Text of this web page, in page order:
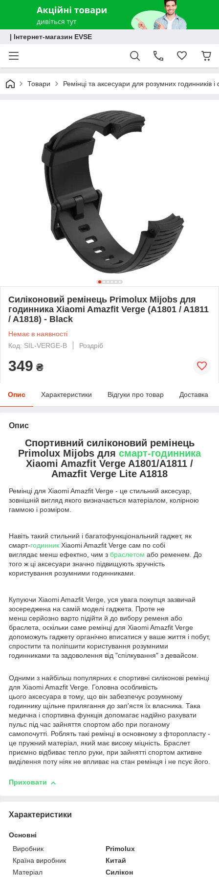
| Інтернет-магазин EVSE
Товари Ремінці та аксесуари для розумних годинників і
Силіконовий ремінець Primolux Mijobs для
годинника Xiaomi Amazfit Verge (A1801 / A1811
/ A1818) - Black
Немає в наявності
Код: SIL-VERGE-B
Роздріб
349 ₴
Опис Характеристики Відгуки про товар Доставка
Опис
Спортивний силіконовий ремінець
Primolux Mijobs для смарт-годинника
Xiaomi Amazfit Verge A1801/A1811 /
Amazfit Verge Lite A1818
Ремінці для Xiaomi Amazfit Verge - це стильний аксесуар,
зовнішній вигляд якого визначається матеріалом, колірною
гаммою і розміром.
Навіть такий стильний і багатофункціональний гаджет, як
смарт-годинник Xiaomi Amazfit Verge сам по собі
виглядає менш ефектно, чим з браслетом або ременем. До
того ж ці аксесуари значно підвищують зручність
користування розумними годинниками.
Купуючи Xiaomi Amazfit Verge, уся увага покупця зазвичай
зосереджена на самій моделі гаджета. Проте не
менш серйозно варто підійти й до вибору ременя або
браслета, оскільки саме ремінці для Xiaomi Amazfit Verge
допоможуть гаджету органічно вписатися у ваше життя і побут,
спростити та поліпшити користування розумними
годинниками та задоволення від "спілкування" з девайсом.
Одними з найбільш популярних є спортивні силіконові ремінці
для Xiaomi Amazfit Verge. Головна особливість
цього аксесуара в тому, що він забезпечує розумному
годиннику щільне прилягання до зап'ястя їх власника. Така
медична і спортивна функція допомагає надійно рахувати
пульс під час зайняття спортом або при поганому
самопочутті. Роблять такі ремінці в основному з фторопласту -
це пружний матеріал, який має високу міцність. Браслет
приємно відбиває тепло руки, при зайнятті спортом активне
виділення поту ніяк не впливає на стан ремінця і не псує його.
Приховати
Характеристики
Основні
Виробник
Primolux
Країна виробник
Китай
Матеріал
Силікон